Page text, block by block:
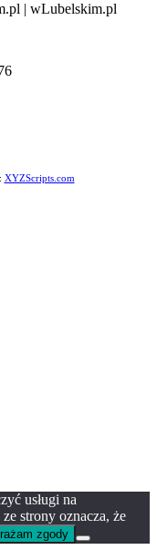
| wLubelskim.pl
XYZScripts.com
usługi na
strony oznacza, że
zgody